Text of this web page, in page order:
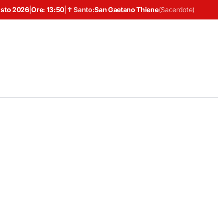
2026|Ore: 13:50 ✝ Santo:San Gaetano Thiene(Sacerdote)